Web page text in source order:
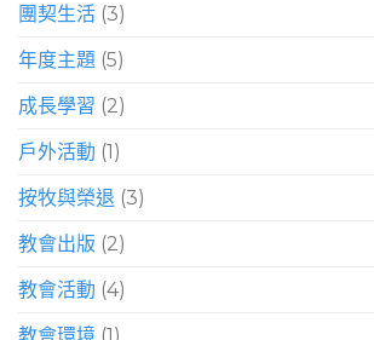
團契生活 (3)
年度主題 (5)
成長學習 (2)
戶外活動 (1)
按牧與榮退 (3)
教會出版 (2)
教會活動 (4)